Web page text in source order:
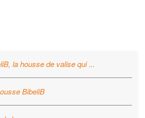
la housse de valise qui ...
offre une protection optimale contre
BibeliB